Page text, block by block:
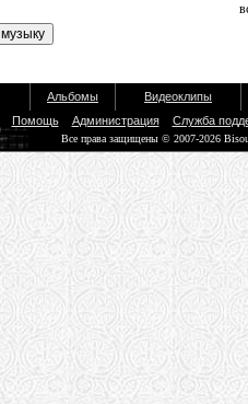
Альбомы
Видеоклипы
Помощь Администрация Служба
Все права защищены © 2007-2026